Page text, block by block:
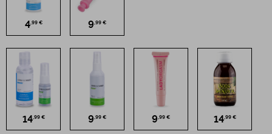
4,99 € 9,99 €
14,99 € 9,99 € 9,99 € 14,99 €